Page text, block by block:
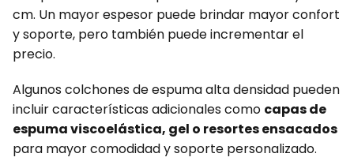
cm. Un mayor espesor puede brindar mayor confort
y soporte, pero también puede incrementar el
precio.
Algunos colchones de espuma alta densidad pueden
incluir características adicionales como capas de
espuma viscoelástica, gel o resortes ensacados
para mayor comodidad y soporte personalizado.